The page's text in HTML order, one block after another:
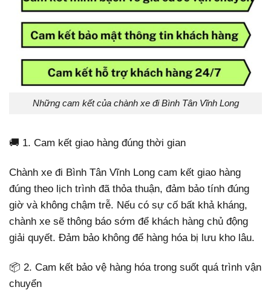
Những cam kết của chành xe đi Bình Tân Vĩnh Long
🚚 1. Cam kết giao hàng đúng thời gian
Chành xe đi Bình Tân Vĩnh Long cam kết giao hàng
đúng theo lịch trình đã thỏa thuận, đảm bảo tính đúng
giờ và không chậm trễ. Nếu có sự cố bất khả kháng,
chành xe sẽ thông báo sớm để khách hàng chủ động
giải quyết. Đảm bảo không để hàng hóa bị lưu kho lâu.
📦 2. Cam kết bảo vệ hàng hóa trong suốt quá trình vận
chuyển